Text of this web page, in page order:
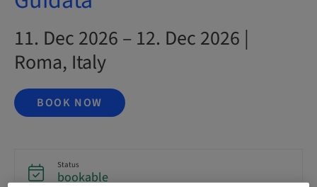
11. Dec 2026 – 12. Dec 2026 |
Roma, Italy
BOOK NOW
Status
bookable